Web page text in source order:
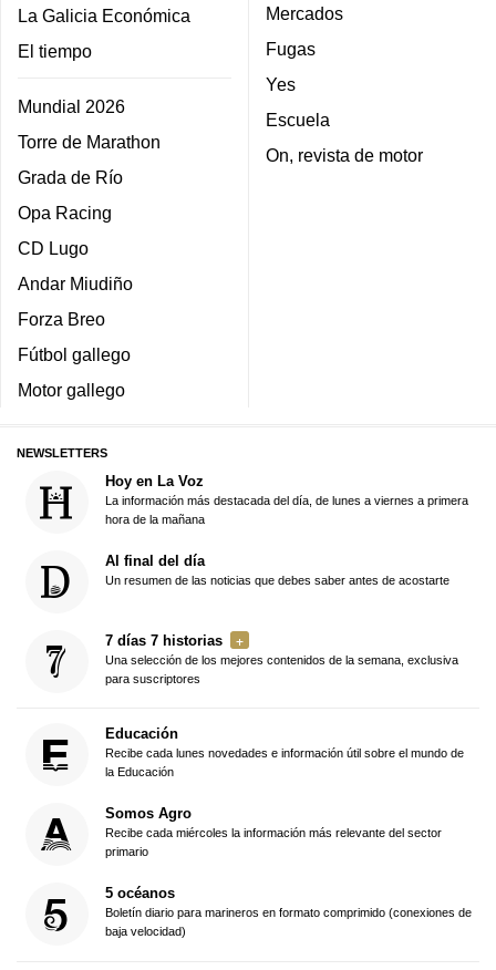
La Galicia Económica
El tiempo
Mundial 2026
Torre de Marathon
Grada de Río
Opa Racing
CD Lugo
Andar Miudiño
Forza Breo
Fútbol gallego
Motor gallego
Mercados
Fugas
Yes
Escuela
On, revista de motor
NEWSLETTERS
Hoy en La Voz
La información más destacada del día, de lunes a viernes a primera
hora de la mañana
Al final del día
Un resumen de las noticias que debes saber antes de acostarte
7 días 7 historias
Una selección de los mejores contenidos de la semana, exclusiva
para suscriptores
Educación
Recibe cada lunes novedades e información útil sobre el mundo de
la Educación
Somos Agro
Recibe cada miércoles la información más relevante del sector
primario
5 océanos
Boletín diario para marineros en formato comprimido (conexiones de
baja velocidad)